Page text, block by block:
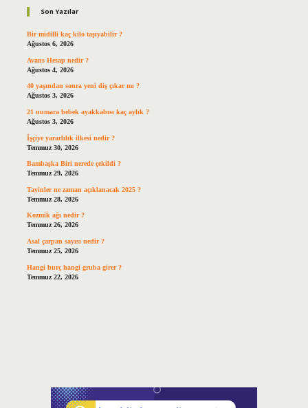
Son Yazılar
Bir midilli kaç kilo taşıyabilir ?
Ağustos 6, 2026
Avans Hesap nedir ?
Ağustos 4, 2026
40 yaşından sonra yeni diş çıkar mı ?
Ağustos 3, 2026
21 numara bebek ayakkabısı kaç aylık ?
Ağustos 3, 2026
İşçiye yararlılık ilkesi nedir ?
Temmuz 30, 2026
Bambaşka Biri nerede çekildi ?
Temmuz 29, 2026
Tayinler ne zaman açıklanacak 2025 ?
Temmuz 28, 2026
Kozmik ağı nedir ?
Temmuz 26, 2026
Asal çarpan sayısı nedir ?
Temmuz 25, 2026
Hangi burç hangi gruba girer ?
Temmuz 22, 2026